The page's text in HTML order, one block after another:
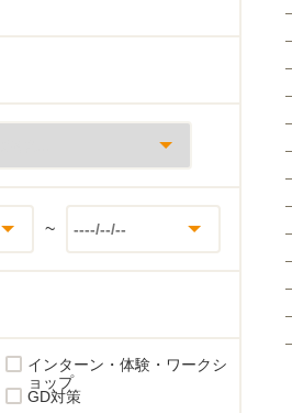
~
インターン・体験・ワークシ
ョップ
GD対策